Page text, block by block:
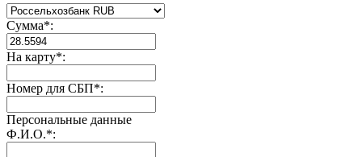
Сумма*:
На карту*:
Номер для СБП*:
Персональные данные
Ф.И.О.*: